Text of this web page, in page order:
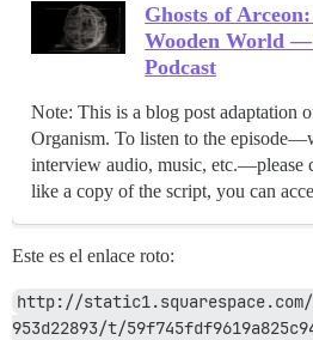
Ghosts of
Wooden World
Podcast
Note: This is a blog post adaptation
Organism. To listen to the
interview audio, music, etc.—please
like a copy of the script, you can
Este es el enlace roto:
http://static1.squarespace.com/
953d22893/t/